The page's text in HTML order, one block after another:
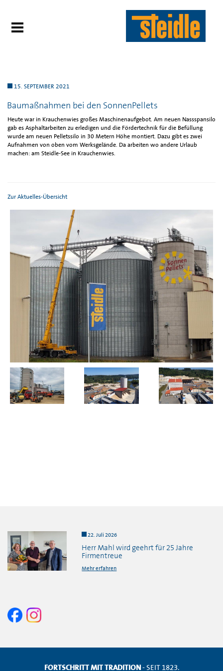
15. SEPTEMBER 2021
Baumaßnahmen bei den SonnenPellets
Heute war in Krauchenwies großes Maschinenaufgebot. Am neuen Nassspansilo
gab es Asphaltarbeiten zu erledigen und die Fördertechnik für die Befüllung
wurde am neuen Pelletssilo in 30 Metern Höhe montiert. Dazu gibt es zwei
Aufnahmen von oben vom Werksgelände. Da arbeiten wo andere Urlaub
machen: am Steidle-See in Krauchenwies.
Zur Aktuelles-Übersicht
22. Juli 2026
Herr Mahl wird geehrt für 25 Jahre
Firmentreue
Mehr erfahren
FORTSCHRITT MIT TRADITION- SEIT 1823.